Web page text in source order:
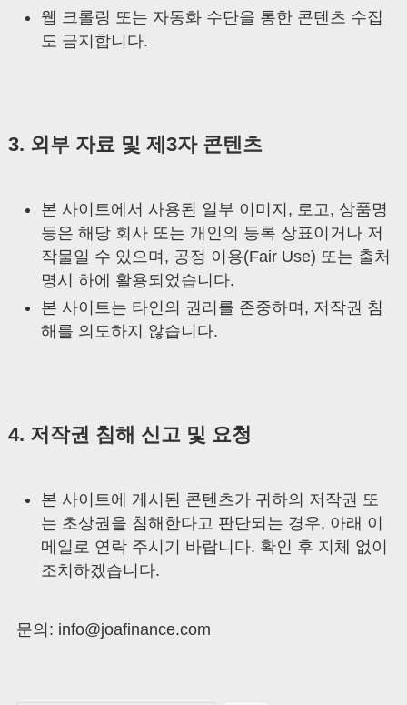
웹 크롤링 또는 자동화 수단을 통한 콘텐츠 수집
도 금지합니다.
3. 외부 자료 및 제3자 콘텐츠
본 사이트에서 사용된 일부 이미지, 로고, 상품명
등은 해당 회사 또는 개인의 등록 상표이거나 저
작물일 수 있으며, 공정 이용(Fair Use) 또는 출처
명시 하에 활용되었습니다.
본 사이트는 타인의 권리를 존중하며, 저작권 침
해를 의도하지 않습니다.
4. 저작권 침해 신고 및 요청
본 사이트에 게시된 콘텐츠가 귀하의 저작권 또
는 초상권을 침해한다고 판단되는 경우, 아래 이
메일로 연락 주시기 바랍니다. 확인 후 지체 없이
조치하겠습니다.
문의: info@joafinance.com